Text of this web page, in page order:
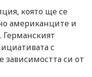
която ще се
американците и
Германският
с
зависимостта си от